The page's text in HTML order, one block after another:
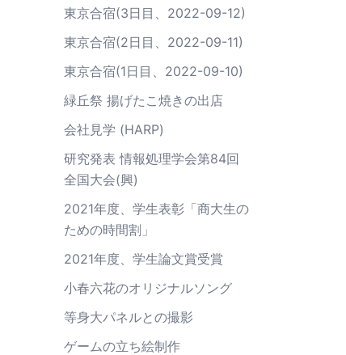
東京合宿(3日目、2022-09-12)
東京合宿(2日目、2022-09-11)
東京合宿(1日目、2022-09-10)
緑丘祭 揚げたこ焼きの出店
会社見学 (HARP)
研究発表 情報処理学会第84回
全国大会(興)
2021年度、学生表彰「商大生の
ための時間割」
2021年度、学生論文賞受賞
小春六花のオリジナルソング
等身大パネルとの撮影
ゲームの立ち絵制作